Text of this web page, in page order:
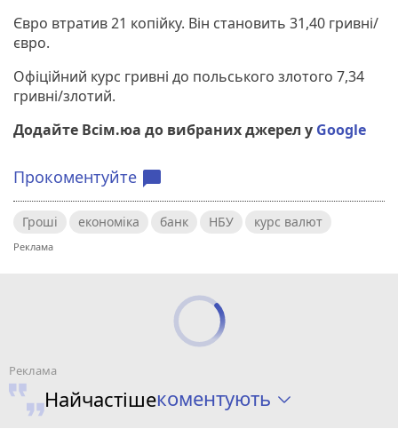
Євро втратив 21 копійку. Він становить 31,40 гривні/
євро.
Офіційний курс гривні до польського злотого 7,34
гривні/злотий.
Додайте Всім.юа до вибраних джерел у Google
Прокоментуйте chat_bubble
Гроші економіка банк НБУ курс валют
Найчастішекоментують